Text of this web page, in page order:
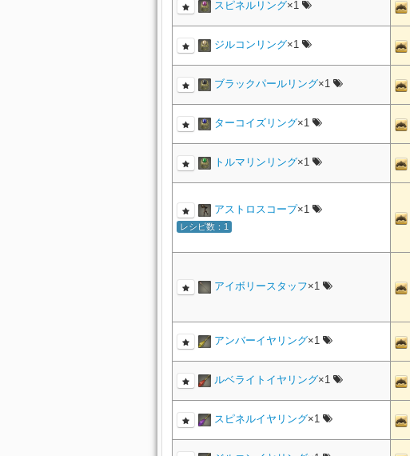
スピネルリング×1
ジルコンリング×1
ブラックパールリング×1
ターコイズリング×1
トルマリンリング×1
アストロスコープ×1
レシピ数：1
アイボリースタッフ×1
アンバーイヤリング×1
ルベライトイヤリング×1
スピネルイヤリング×1